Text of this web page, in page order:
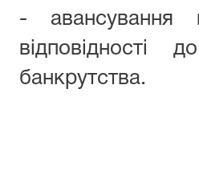
- авансування
банкрутства.